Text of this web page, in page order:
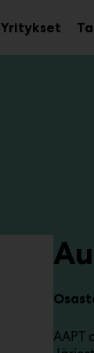
Main
Yritykset
AAPT